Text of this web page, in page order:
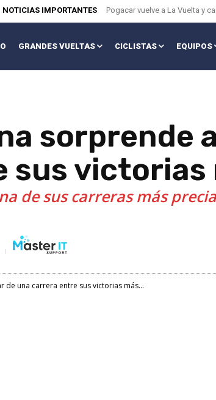
NOTICIAS IMPORTANTES Pogacar vuelve a La Vuelta y
GRANDES VUELTAS CICLISTAS EQUIPOS
sorprende
sus victorias
de sus carreras más
una carrera entre sus victorias más...